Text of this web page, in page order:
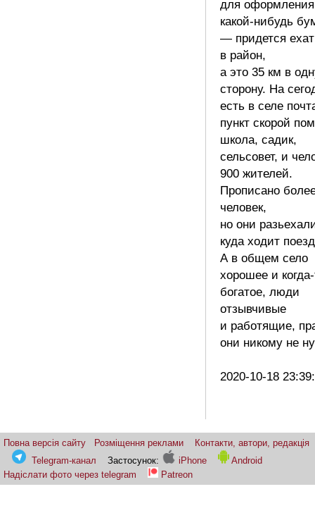
для оформления
какой-нибудь
— придется
в район,
а это 35 км в
сторону. На
есть в селе
пункт скорой
школа, садик,
сельсовет, и
900 жителей.
Прописано
человек,
но они
куда ходит
А в общем село
хорошее и
богатое, люди
отзывчивые
и работящие,
они никому не
2020-10-18
Повна версія сайту Розміщення реклами
Контакти, автори, редакція
Telegram-канал
Застосунок: iPhone
Android
Надіслати фото через telegram
Patreon